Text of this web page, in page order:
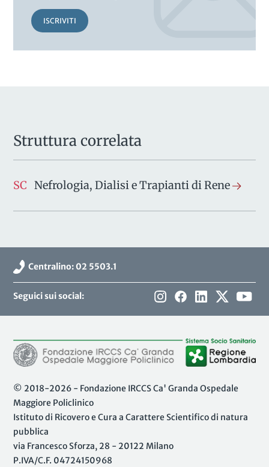
ISCRIVITI
Struttura correlata
SC Nefrologia, Dialisi e Trapianti di Rene
Centralino: 02 5503.1
Seguici sui social:
© 2018-2026 - Fondazione IRCCS Ca' Granda Ospedale
Maggiore Policlinico
Istituto di Ricovero e Cura a Carattere Scientifico di natura
pubblica
via Francesco Sforza, 28 - 20122 Milano
P.IVA/C.F. 04724150968